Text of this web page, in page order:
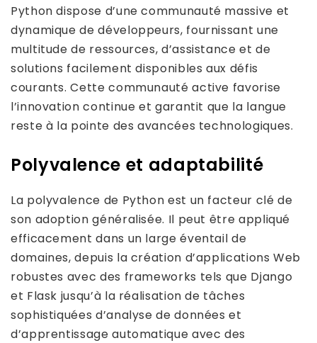
Python dispose d’une communauté massive et
dynamique de développeurs, fournissant une
multitude de ressources, d’assistance et de
solutions facilement disponibles aux défis
courants. Cette communauté active favorise
l’innovation continue et garantit que la langue
reste à la pointe des avancées technologiques.
Polyvalence et adaptabilité
La polyvalence de Python est un facteur clé de
son adoption généralisée. Il peut être appliqué
efficacement dans un large éventail de
domaines, depuis la création d’applications Web
robustes avec des frameworks tels que Django
et Flask jusqu’à la réalisation de tâches
sophistiquées d’analyse de données et
d’apprentissage automatique avec des